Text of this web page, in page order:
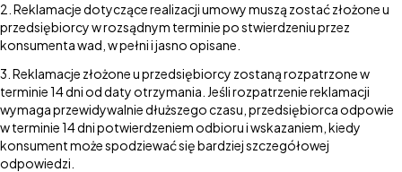
Reklamacje dotyczące realizacji umowy muszą zostać złożone u
przedsiębiorcy w rozsądnym terminie po stwierdzeniu przez
konsumenta wad, w pełni i jasno opisane.
Reklamacje złożone u przedsiębiorcy zostaną rozpatrzone w
terminie 14 dni od daty otrzymania. Jeśli rozpatrzenie reklamacji
wymaga przewidywalnie dłuższego czasu, przedsiębiorca odpowie
w terminie 14 dni potwierdzeniem odbioru i wskazaniem, kiedy
konsument może spodziewać się bardziej szczegółowej
odpowiedzi.